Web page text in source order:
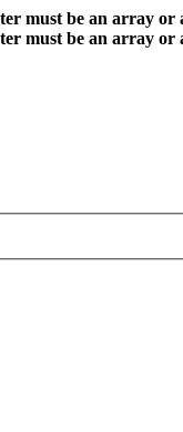
must be an array
must be an array